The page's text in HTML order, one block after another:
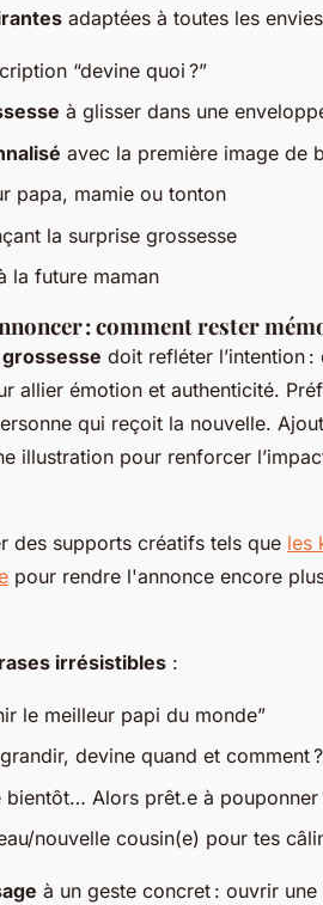
adaptées à toutes les
“devine quoi ?”
à glisser dans une
avec la première image de
papa, mamie ou tonton
la surprise grossesse
la future maman
: comment rester
doit refléter l’intention
allier émotion et authenticité.
qui reçoit la nouvelle.
illustration pour renforcer
des supports créatifs tels que les
pour rendre l'annonce encore
irrésistibles :
le meilleur papi du monde”
devine quand et comment
bientôt… Alors prêt.e à pouponner
nouvelle cousin(e) pour tes
à un geste concret : ouvrir